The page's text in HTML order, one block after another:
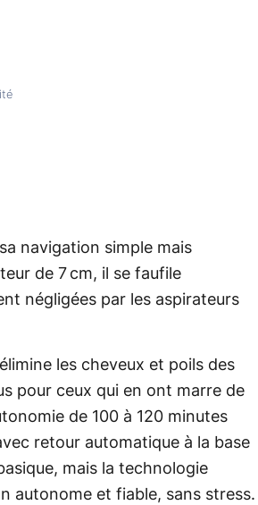
navigation simple mais
de 7 cm, il se faufile
négligées par les aspirateurs
les cheveux et poils des
pour ceux qui en ont marre de
de 100 à 120 minutes
retour automatique à la base
mais la technologie
autonome et fiable, sans stress.